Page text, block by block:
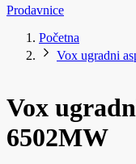
Prodavnice
Početna
Vox ugradni
Vox
6502MW